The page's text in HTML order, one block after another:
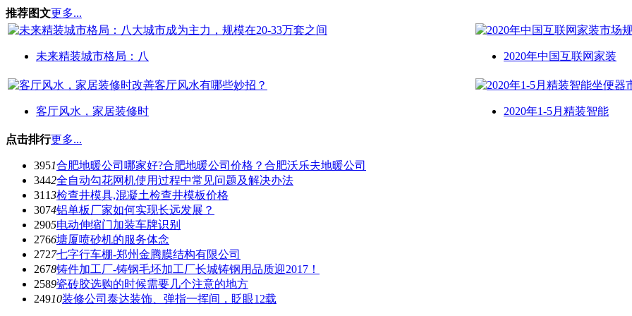
推荐图文更多...
未来精装城市格局：八 2020年中国互联网家装
客厅风水，家居装修时 2020年1-5月精装智能
点击排行更多...
3951合肥地暖公司哪家好?合肥地暖公司价格？合肥沃乐夫地暖公司
3442全自动勾花网机使用过程中常见问题及解决办法
3113检查井模具,混凝土检查井模板价格
3074铝单板厂家如何实现长远发展？
2905电动伸缩门加装车牌识别
2766塘厦喷砂机的服务体念
2727七字行车棚-郑州金腾膜结构有限公司
2678铸件加工厂-铸钢毛坯加工厂长城铸钢用品质迎2017！
2589瓷砖胶选购的时候需要几个注意的地方
24910装修公司泰达装饰、弹指一挥间，眨眼12载